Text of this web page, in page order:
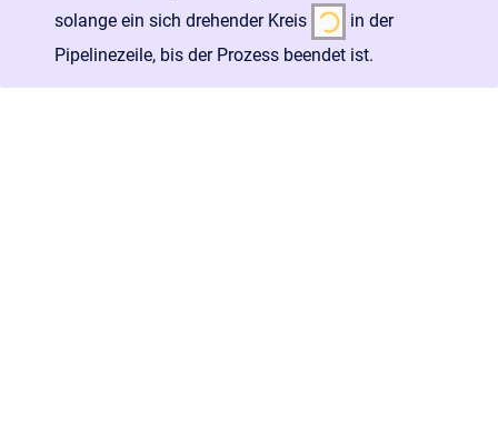
solange ein sich drehender Kreis
in der
Pipelinezeile, bis der Prozess beendet ist.